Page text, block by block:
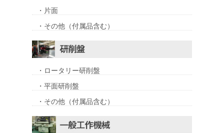
・片面
・その他（付属品含む）
・ロータリー研削盤
・平面研削盤
・その他（付属品含む）